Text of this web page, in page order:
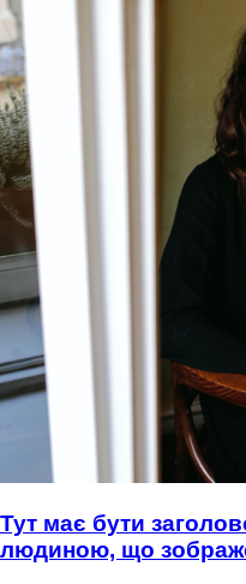
Тут має бути
людиною, що